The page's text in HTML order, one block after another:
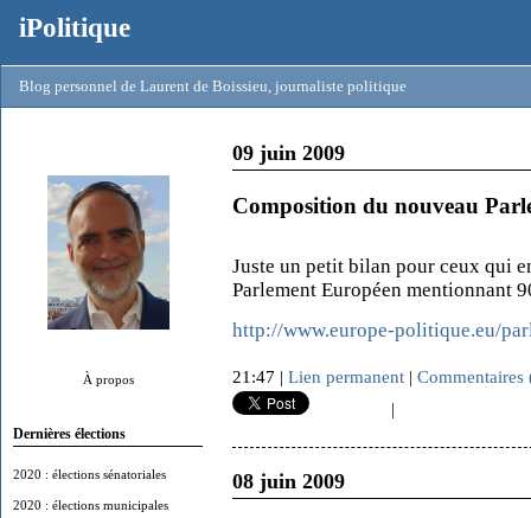
iPolitique
Blog personnel de Laurent de Boissieu, journaliste politique
À propos
Dernières élections
2020 : élections sénatoriales
2020 : élections municipales
09 juin 2009
Composition du nouveau
Juste un petit bilan pour ceux qui
Parlement Européen mentionnant
http://www.europe-politique.eu/
21:47 | Lien permanent | Commentaires
|
08 juin 2009